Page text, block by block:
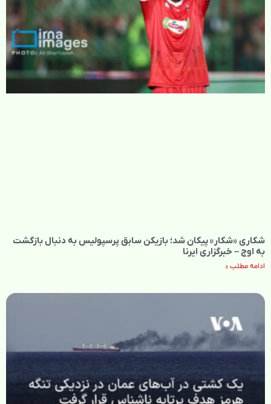
شکاری «شکار» پیکان شد؛ بازیکن سابق پرسپولیس به دنبال بازگشت
به اوج – خبرگزاری ایرنا
ادامه مطلب »